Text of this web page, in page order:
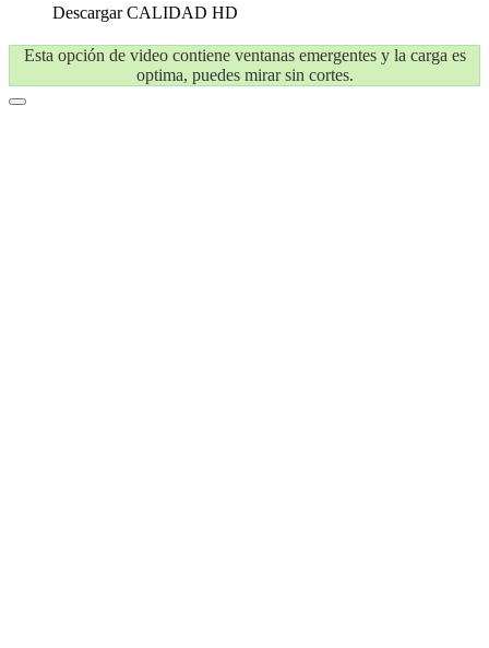
DescargarCALIDAD HD
Esta opción de video contiene ventanas emergentes y la carga es
optima, puedes mirar sin cortes.